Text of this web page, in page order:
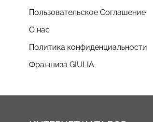
Пользовательское Соглашение
О нас
Политика конфиденциальности
Франшиза GIULIA